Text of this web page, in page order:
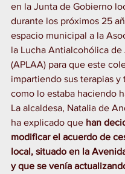
en la Junta de Gobierno
durante los próximos 25
espacio municipal a la
la Lucha Antialcohólica de
(APLAA) para que este
impartiendo sus terapias y
como lo estaba haciendo
La alcaldesa, Natalia de
ha explicado que han
modificar el acuerdo de
local, situado en la
y que se venía